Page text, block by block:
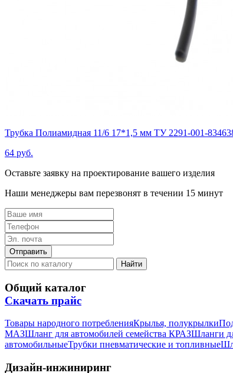
Трубка Полиамидная 11/6 17*1,5 мм ТУ 2291-001-
64 руб.
Оставьте заявку на проектирование вашего изделия
Наши менеджеры вам перезвонят в течении 15 минут
Общий каталог
Скачать прайс
Товары народного потребленияКрылья, полукрылки
МАЗШланг для автомобилей семейства КРАЗШланги
автомобильныеТрубки пневматические и топливные
Дизайн-инжиниринг